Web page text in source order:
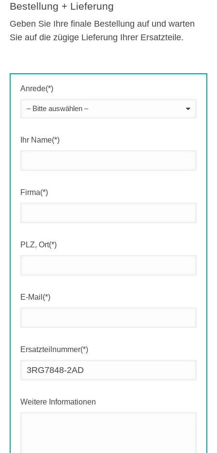
Bestellung + Lieferung
Geben Sie Ihre finale Bestellung auf und warten
Sie auf die zügige Lieferung Ihrer Ersatzteile.
Anrede(*)
Ihr Name(*)
Firma(*)
PLZ, Ort(*)
E-Mail(*)
Ersatzteilnummer(*)
Weitere Informationen